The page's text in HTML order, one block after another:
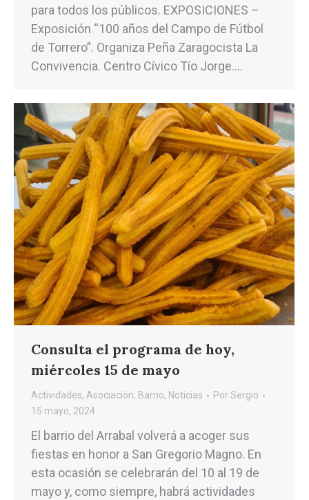
para todos los públicos. EXPOSICIONES –
Exposición “100 años del Campo de Fútbol
de Torrero”. Organiza Peña Zaragocista La
Convivencia. Centro Cívico Tío Jorge.…
Consulta el programa de hoy,
miércoles 15 de mayo
Actividades, Asociación, Barrio, Noticias PorSergio
15 mayo, 2024
El barrio del Arrabal volverá a acoger sus
fiestas en honor a San Gregorio Magno. En
esta ocasión se celebrarán del 10 al 19 de
mayo y, como siempre, habrá actividades